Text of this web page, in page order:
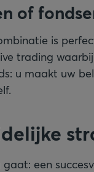
of
is
trading
u maakt uw
een